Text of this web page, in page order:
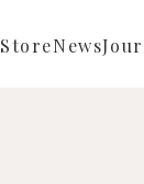
StoreNews